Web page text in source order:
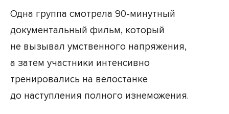
Одна группа смотрела 90-минутный
документальный фильм, который
не вызывал умственного напряжения,
а затем участники интенсивно
тренировались на велостанке
до наступления полного изнеможения.